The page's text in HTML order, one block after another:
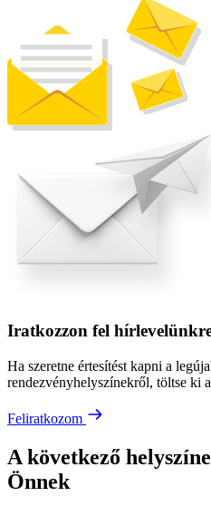
Iratkozzon fel
Ha szeretne értesítést kapni a
rendezvényhelyszínekről, töltse ki
Feliratkozom
A következő
Önnek